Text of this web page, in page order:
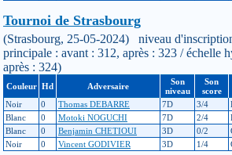
Tournoi de Strasbourg
(Strasbourg, 25-05-2024) niveau
principale : avant : 312, après : 323 / échelle
après : 324)
Couleur Hd Adversaire
Son
niveau
Son
score
Noir
0 Thomas DEBARRE 7D 3/4
Blanc
0 Motoki NOGUCHI 7D 2/4
Blanc
0 Benjamin CHETIOUI 3D 0/2
Noir
0 Vincent GODIVIER 3D 1/4